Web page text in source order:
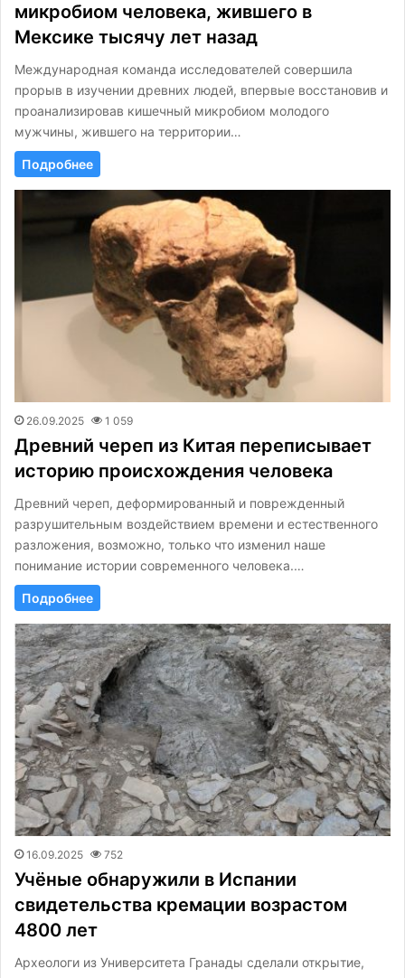
микробиом человека, жившего в
Мексике тысячу лет назад
Международная команда исследователей совершила
прорыв в изучении древних людей, впервые восстановив и
проанализировав кишечный микробиом молодого
мужчины, жившего на территории…
Подробнее
26.09.2025 1 059
Древний череп из Китая переписывает
историю происхождения человека
Древний череп, деформированный и поврежденный
разрушительным воздействием времени и естественного
разложения, возможно, только что изменил наше
понимание истории современного человека.…
Подробнее
16.09.2025 752
Учёные обнаружили в Испании
свидетельства кремации возрастом
4800 лет
Археологи из Университета Гранады сделали открытие,